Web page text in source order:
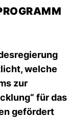
welche
zur
für das
gefördert